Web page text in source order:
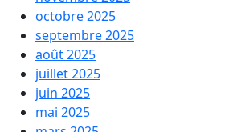
octobre 2025
septembre 2025
août 2025
juillet 2025
juin 2025
mai 2025